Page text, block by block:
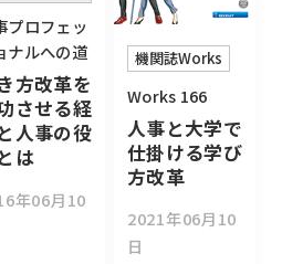
プロフェッ
ナルへの道
方改革を
させる経
人事の役
は
年06月10
機関誌Works
Works 166
人事と大学で
仕掛ける学び
方改革
2021年06月10
日